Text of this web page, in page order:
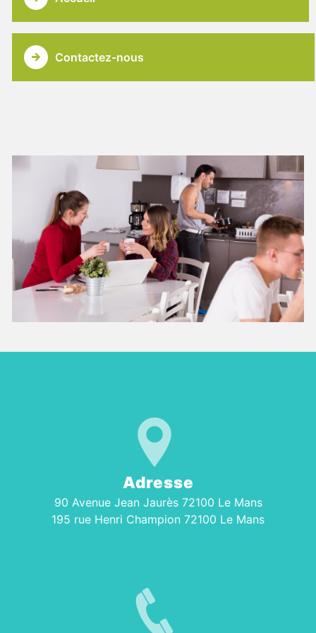
Contactez-nous
Adresse
90 Avenue Jean Jaurès 72100 Le Mans
195 rue Henri Champion 72100 Le Mans